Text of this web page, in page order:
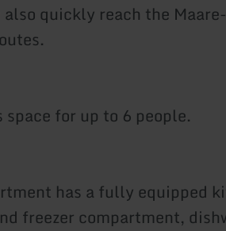
also quickly reach the
for up to 6 people.
has a fully equipped
freezer compartment,